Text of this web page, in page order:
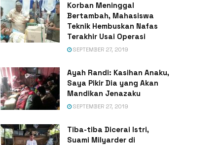
Korban Meninggal
Bertambah, Mahasiswa
Teknik Hembuskan Nafas
Terakhir Usai Operasi
SEPTEMBER 27, 2019
Ayah Randi: Kasihan Anaku,
Saya Pikir Dia yang Akan
Mandikan Jenazaku
SEPTEMBER 27, 2019
Tiba-tiba Dicerai Istri,
Suami Milyarder di